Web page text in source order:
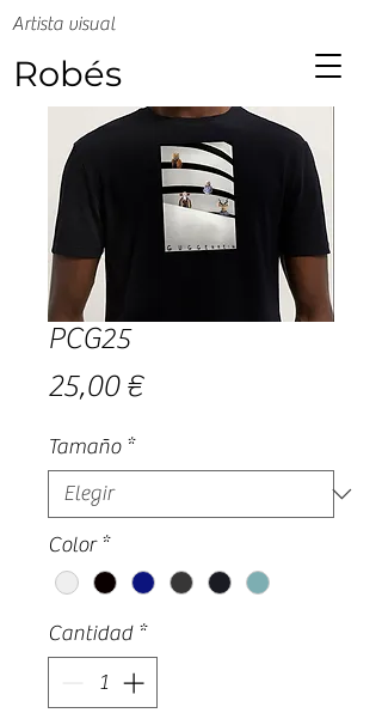
Robés
Artista visual
PCG25
25,00 €Precio
Tamaño *
Color *
Cantidad *